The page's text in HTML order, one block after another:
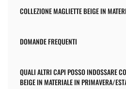
COLLEZIONE MAGLIETTE BEIGE IN
DOMANDE FREQUENTI
QUALI ALTRI CAPI POSSO INDOSSARE
BEIGE IN MATERIALE IN PRIMAVERA/